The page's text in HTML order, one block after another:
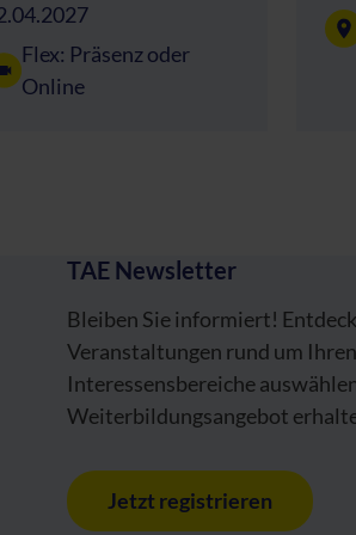
Flex: Präsenz oder
Online
TAE Newsletter
Bleiben Sie informiert!
Veranstaltungen rund um
Interessensbereiche
Weiterbildungsangebot
Jetzt registrieren